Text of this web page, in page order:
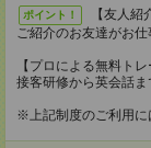
ポイント！
【友人紹
ご紹介のお友達がお
【プロによる無料トレ
接客研修から英会話
※上記制度のご利用に